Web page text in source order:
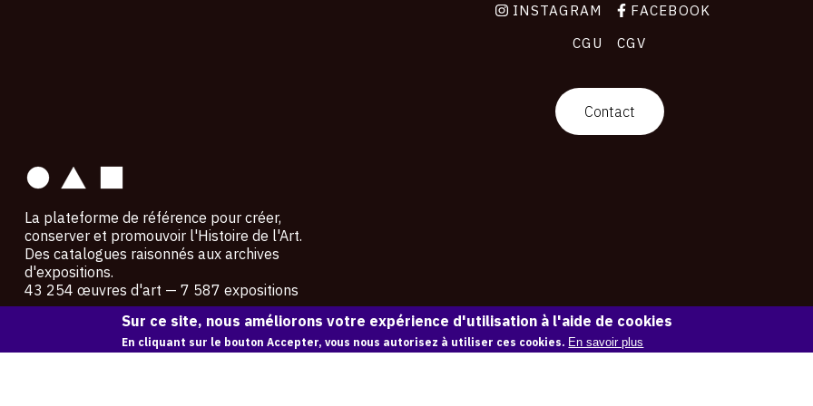
INSTAGRAM
FACEBOOK
CGU
CGV
Contact
La plateforme de référence pour créer,
conserver et promouvoir l'Histoire de l'Art.
Des catalogues raisonnés aux archives
d'expositions.
43 254 œuvres d'art — 7 587 expositions
Copyright © OAM 2026. Tous droits réservés.
Sur ce site, nous améliorons votre expérience d'utilisation à l'aide de cookies
En cliquant sur le bouton Accepter, vous nous autorisez à utiliser ces cookies. En savoir plus